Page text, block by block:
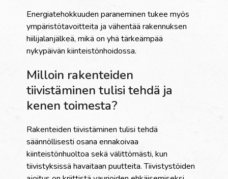
Energiatehokkuuden paraneminen tukee myös
ympäristötavoitteita ja vähentää rakennuksen
hiilijalanjälkeä, mikä on yhä tärkeämpää
nykypäivän kiinteistönhoidossa.
Milloin rakenteiden
tiivistäminen tulisi tehdä ja
kenen toimesta?
Rakenteiden tiivistäminen tulisi tehdä
säännöllisesti osana ennakoivaa
kiinteistönhuoltoa sekä välittömästi, kun
tiivistyksissä havaitaan puutteita. Tiivistystöiden